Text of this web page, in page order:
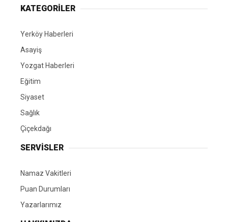
KATEGORİLER
Yerköy Haberleri
Asayiş
Yozgat Haberleri
Eğitim
Siyaset
Sağlık
Çiçekdağı
SERVİSLER
Namaz Vakitleri
Puan Durumları
Yazarlarımız